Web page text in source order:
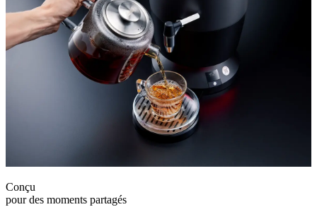
Conçu
pour des moments partagés